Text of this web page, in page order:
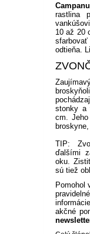
rastlina
10 až 20
odtieňa.
stonky a
cm.
TIP:
ďalšími
oku.
sú tiež
Pomohol
akčné